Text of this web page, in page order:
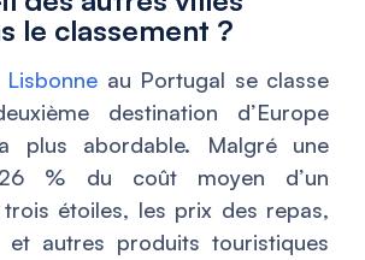
le classement ?
Lisbonne au Portugal se classe
destination d’Europe
plus abordable. Malgré une
% du coût moyen d’un
étoiles, les prix des repas,
et autres produits touristiques